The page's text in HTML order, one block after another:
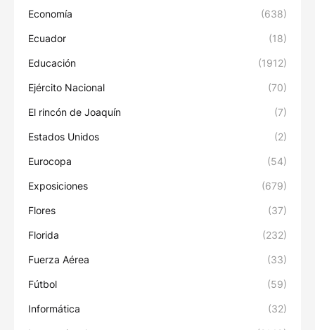
Economía (638)
Ecuador (18)
Educación (1912)
Ejército Nacional (70)
El rincón de Joaquín (7)
Estados Unidos (2)
Eurocopa (54)
Exposiciones (679)
Flores (37)
Florida (232)
Fuerza Aérea (33)
Fútbol (59)
Informática (32)